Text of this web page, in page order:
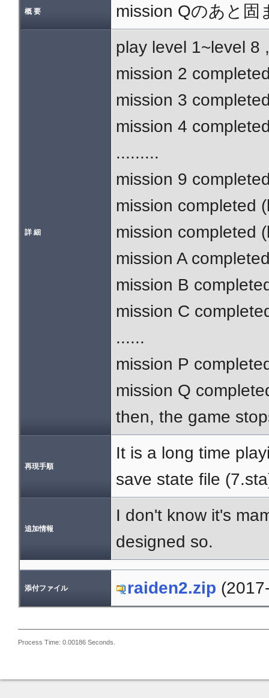
概 要 mission Qのあと固
詳 細
play level 1~level 8
mission 2
mission 3
mission 4
.........
mission 9
mission completed
mission completed
mission A
mission B
mission C
......
mission P
mission Q
then, the game
再現手順
It is a long time
save state file
追加情報
I don't know it's
designed so.
添付ファイル raiden2.zip
Process Time: 0.00186 Seconds.